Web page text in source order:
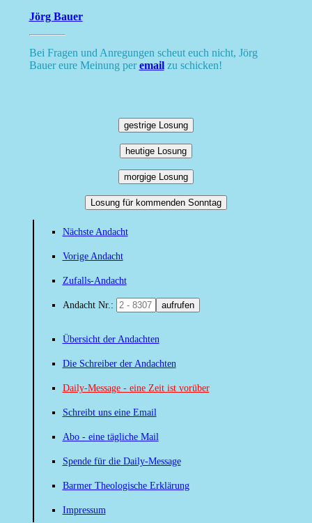
Jörg Bauer
Bei Fragen und Anregungen scheut euch nicht, Jörg
Bauer eure Meinung peremailzu schicken!
gestrige Losung
heutige Losung
morgige Losung
Losung für kommenden Sonntag
Nächste Andacht
Vorige Andacht
Zufalls-Andacht
Andacht Nr.: aufrufen
Übersicht der Andachten
Die Schreiber der Andachten
Daily-Message - eine Zeit ist vorüber
Schreibt uns eine Email
Abo - eine tägliche Mail
Spende für die Daily-Message
Barmer Theologische Erklärung
Impressum